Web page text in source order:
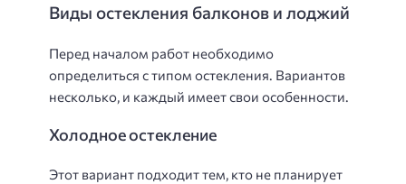
Виды остекления балконов и лоджий
Перед началом работ необходимо
определиться с типом остекления. Вариантов
несколько, и каждый имеет свои особенности.
Холодное остекление
Этот вариант подходит тем, кто не планирует